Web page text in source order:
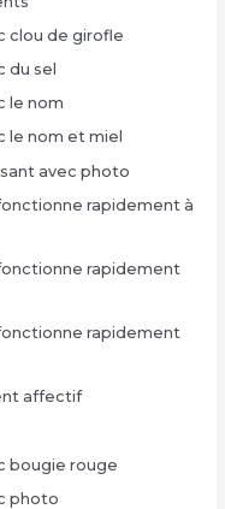
clou de girofle
du sel
le nom
le nom et miel
avec photo
rapidement à
rapidement
rapidement
affectif
bougie rouge
photo